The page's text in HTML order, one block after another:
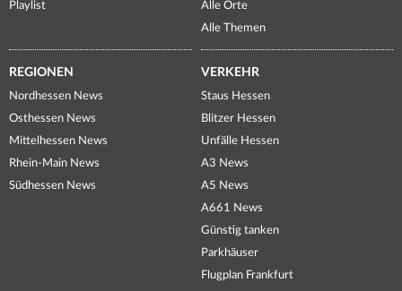
Playlist
Alle Orte
Alle Themen
REGIONEN
Nordhessen News
Osthessen News
Mittelhessen News
Rhein-Main News
Südhessen News
VERKEHR
Staus Hessen
Blitzer Hessen
Unfälle Hessen
A3 News
A5 News
A661 News
Günstig tanken
Parkhäuser
Flugplan Frankfurt